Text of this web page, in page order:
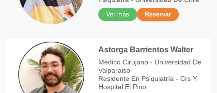
Ver más
Reservar
Astorga Barrientos Walter
Médico Cirujano - Universidad De
Valparaiso
Residente En Psiquiatría - Crs Y
Hospital El Pino